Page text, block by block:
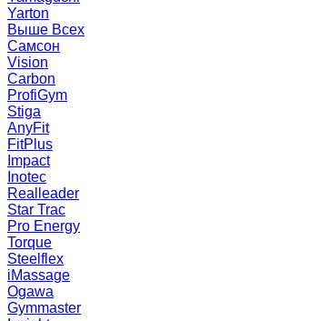
Yarton
Выше Всех
Самсон
Vision
Carbon
ProfiGym
Stiga
AnyFit
FitPlus
Impact
Inotec
Realleader
Star Trac
Pro Energy
Torque
Steelflex
iMassage
Ogawa
Gymmaster